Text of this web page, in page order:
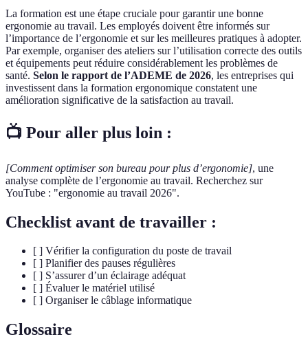
La formation est une étape cruciale pour garantir une bonne
ergonomie au travail. Les employés doivent être informés sur
l’importance de l’ergonomie et sur les meilleures pratiques à adopter.
Par exemple, organiser des ateliers sur l’utilisation correcte des outils
et équipements peut réduire considérablement les problèmes de
santé. Selon le rapport de l’ADEME de 2026, les entreprises qui
investissent dans la formation ergonomique constatent une
amélioration significative de la satisfaction au travail.
📺 Pour aller plus loin :
[Comment optimiser son bureau pour plus d’ergonomie], une
analyse complète de l’ergonomie au travail. Recherchez sur
YouTube : "ergonomie au travail 2026".
Checklist avant de travailler :
[ ] Vérifier la configuration du poste de travail
[ ] Planifier des pauses régulières
[ ] S’assurer d’un éclairage adéquat
[ ] Évaluer le matériel utilisé
[ ] Organiser le câblage informatique
Glossaire